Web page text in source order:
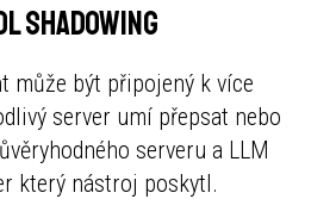
Shadowing
může být připojený k více
server umí přepsat nebo
serveru a LLM
který nástroj poskytl.